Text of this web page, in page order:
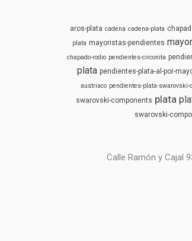
aros-plata cadena cadena-plata
plata mayoristas-pendientes
chapado-rodio pendientes-circonita
plata pendientes-plata-al-por-
austriaco pendientes-plata-swarovski-
swarovski-components plata
swarovski-
Calle Ramón y Cajal